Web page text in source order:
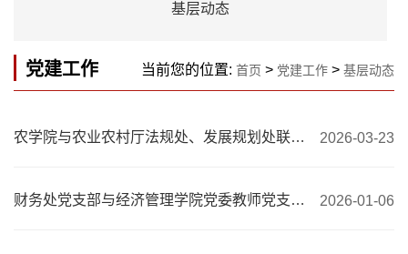
基层动态
党建工作 当前您的位置: 首页 > 党建工作 > 基层动态
农学院与农业农村厅法规处、发展规划处联合开展主题党日活动 2026-03-23
财务处党支部与经济管理学院党委教师党支部开展联合党建活动 2026-01-06